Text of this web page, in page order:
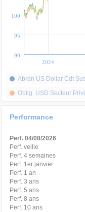
2024
90
95
100
Abrdn US Dollar Cdt
Oblig. USD Secteur
Performance
Perf. 04/08/2026
Perf. veille
Perf. 4 semaines
Perf. 1er janvier
Perf. 1 an
Perf. 3 ans
Perf. 5 ans
Perf. 8 ans
Perf. 10 ans